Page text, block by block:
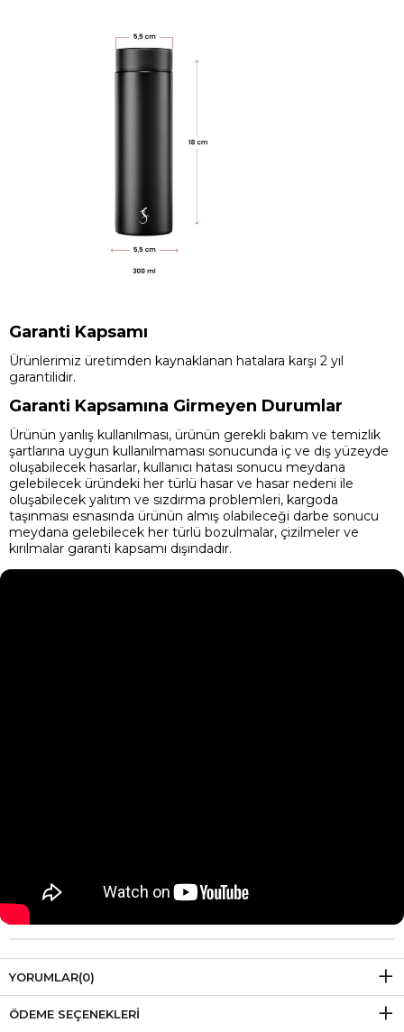
Garanti Kapsamı
Ürünlerimiz üretimden kaynaklanan hatalara karşı 2 yıl
garantilidir.
Garanti Kapsamına Girmeyen Durumlar
Ürünün yanlış kullanılması, ürünün gerekli bakım ve temizlik
şartlarına uygun kullanılmaması sonucunda iç ve dış yüzeyde
oluşabilecek hasarlar, kullanıcı hatası sonucu meydana
gelebilecek üründeki her türlü hasar ve hasar nedeni ile
oluşabilecek yalıtım ve sızdırma problemleri, kargoda
taşınması esnasında ürünün almış olabileceği darbe sonucu
meydana gelebilecek her türlü bozulmalar, çizilmeler ve
kırılmalar garanti kapsamı dışındadır.
YORUMLAR(0)
ÖDEME SEÇENEKLERI